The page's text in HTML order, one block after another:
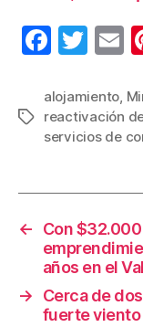
F
c
e
o
o
k
T
tt
er
E
Etiquetas
alojamiento
reactivación
servicios de
←
Con
años en el
→
Cerca de
fuerte viento